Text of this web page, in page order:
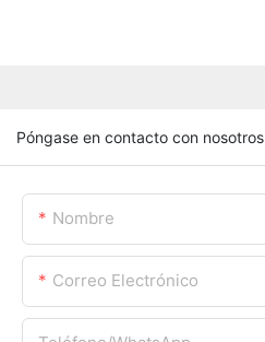
Póngase en contacto con nosotros
Nombre
Correo Electrónico